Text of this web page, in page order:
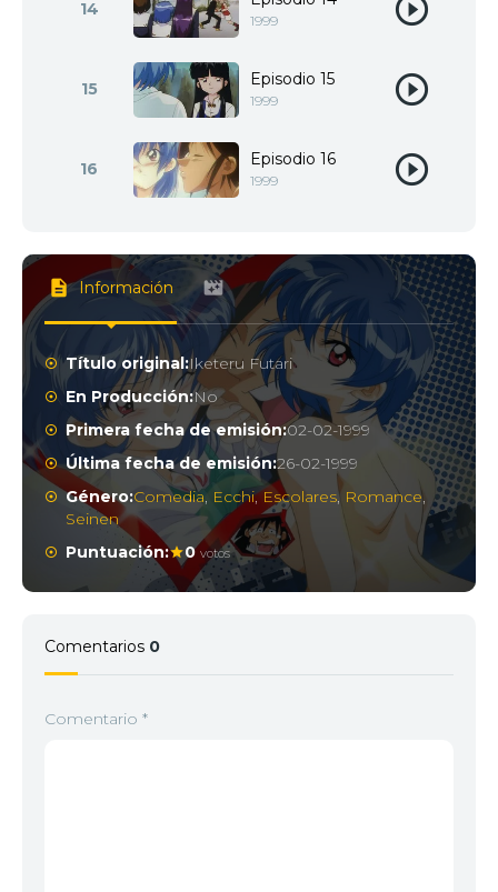
14
1999
15 Episodio 15
1999
16 Episodio 16
1999
Información
Título original:Iketeru Futari
En Producción:No
Primera fecha de emisión:02-02-1999
Última fecha de emisión:26-02-1999
Género:Comedia, Ecchi,Escolares, Romance,
Seinen
Puntuación:
0 votos
Comentarios 0
Comentario *